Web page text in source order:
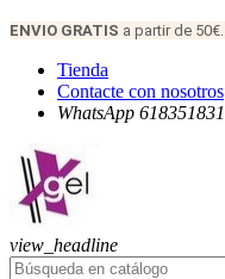
ENVIO GRATIS a partir de 50€.
Tienda
Contacte con nosotros
WhatsApp 618351831
view_headline